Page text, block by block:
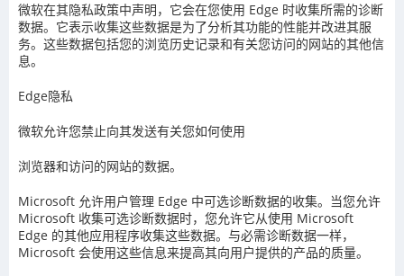
微软在其隐私政策中声明，它会在您使用 Edge 时收集所需的诊断
数据。它表示收集这些数据是为了分析其功能的性能并改进其服
务。这些数据包括您的浏览历史记录和有关您访问的网站的其他信
息。
Edge隐私
微软允许您禁止向其发送有关您如何使用
浏览器和访问的网站的数据。
Microsoft 允许用户管理 Edge 中可选诊断数据的收集。当您允许
Microsoft 收集可选诊断数据时，您允许它从使用 Microsoft
Edge 的其他应用程序收集这些数据。与必需诊断数据一样，
Microsoft 会使用这些信息来提高其向用户提供的产品的质量。